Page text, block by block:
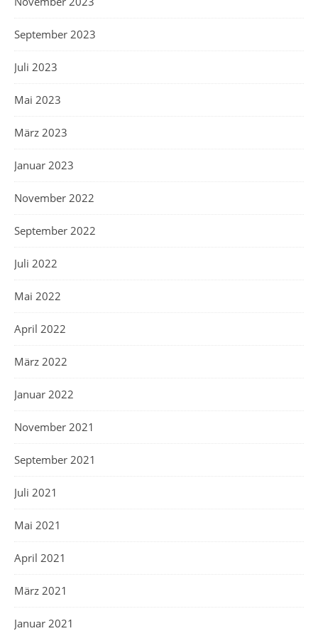
September 2023
Juli 2023
Mai 2023
März 2023
Januar 2023
November 2022
September 2022
Juli 2022
Mai 2022
April 2022
März 2022
Januar 2022
November 2021
September 2021
Juli 2021
Mai 2021
April 2021
März 2021
Januar 2021